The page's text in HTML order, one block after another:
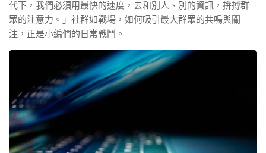
代下，我們必須用最快的速度，去和別人、別的資訊，拚搏群
眾的注意力。」社群如戰場，如何吸引最大群眾的共鳴與關
注，正是小編們的日常戰鬥。